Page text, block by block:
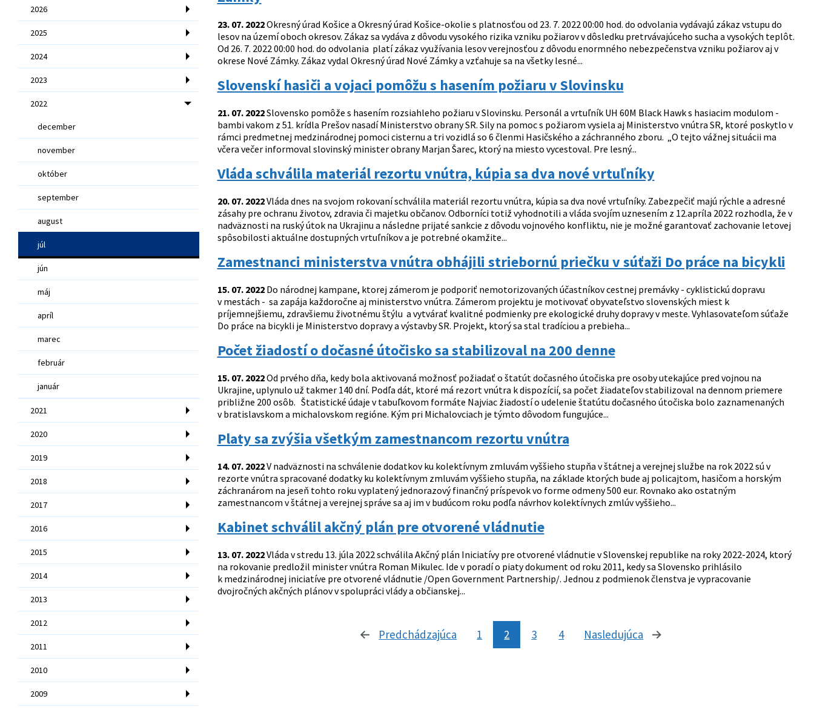
2026
2025
2024
2023
2022
december
november
október
september
august
júl
jún
máj
apríl
marec
február
január
2021
2020
2019
2018
2017
2016
2015
2014
2013
2012
2011
2010
2009
23. 07. 2022Okresný úrad Košice a Okresný úrad Košice-okolie s platnosťou od 23. 7. 2022 00:00 hod. do odvolania vydávajú zákaz vstupu do
lesov na území oboch okresov. Zákaz sa vydáva z dôvodu vysokého rizika vzniku požiarov v dôsledku pretrvávajúceho sucha a vysokých teplôt.
Od 26. 7. 2022 00:00 hod. do odvolania platí zákaz využívania lesov verejnosťou z dôvodu enormného nebezpečenstva vzniku požiarov aj v
okrese Nové Zámky. Zákaz vydal Okresný úrad Nové Zámky a vzťahuje sa na všetky lesné...
Slovenskí hasiči a vojaci pomôžu s hasením požiaru v Slovinsku
21. 07. 2022Slovensko pomôže s hasením rozsiahleho požiaru v Slovinsku. Personál a vrtuľník UH 60M Black Hawk s hasiacim modulom -
bambi vakom z 51. krídla Prešov nasadí Ministerstvo obrany SR. Sily na pomoc s požiarom vysiela aj Ministerstvo vnútra SR, ktoré poskytlo v
rámci predmetnej medzinárodnej pomoci cisternu a tri vozidlá so 6 členmi Hasičského a záchranného zboru. „O tejto vážnej situácii ma
včera večer informoval slovinský minister obrany Marjan Šarec, ktorý na miesto vycestoval. Pre lesný...
Vláda schválila materiál rezortu vnútra, kúpia sa dva nové vrtuľníky
20. 07. 2022Vláda dnes na svojom rokovaní schválila materiál rezortu vnútra, kúpia sa dva nové vrtuľníky. Zabezpečiť majú rýchle a adresné
zásahy pre ochranu životov, zdravia či majetku občanov. Odborníci totiž vyhodnotili a vláda svojím uznesením z 12.apríla 2022 rozhodla, že v
nadväznosti na ruský útok na Ukrajinu a následne prijaté sankcie z dôvodu vojnového konfliktu, nie je možné garantovať zachovanie letovej
spôsobilosti aktuálne dostupných vrtuľníkov a je potrebné okamžite...
Zamestnanci ministerstva vnútra obhájili striebornú priečku v súťaži Do práce na bicykli
15. 07. 2022Do národnej kampane, ktorej zámerom je podporiť nemotorizovaných účastníkov cestnej premávky - cyklistickú dopravu
v mestách - sa zapája každoročne aj ministerstvo vnútra. Zámerom projektu je motivovať obyvateľstvo slovenských miest k
príjemnejšiemu, zdravšiemu životnému štýlu a vytvárať kvalitné podmienky pre ekologické druhy dopravy v meste. Vyhlasovateľom súťaže
Do práce na bicykli je Ministerstvo dopravy a výstavby SR. Projekt, ktorý sa stal tradíciou a prebieha...
Počet žiadostí o dočasné útočisko sa stabilizoval na 200 denne
15. 07. 2022Od prvého dňa, kedy bola aktivovaná možnosť požiadať o štatút dočasného útočiska pre osoby utekajúce pred vojnou na
Ukrajine, uplynulo už takmer 140 dní. Podľa dát, ktoré má rezort vnútra k dispozícií, sa počet žiadateľov stabilizoval na dennom priemere
približne 200 osôb. Štatistické údaje v tabuľkovom formáte Najviac žiadostí o udelenie štatútu dočasného útočiska bolo zaznamenaných
v bratislavskom a michalovskom regióne. Kým pri Michalovciach je týmto dôvodom fungujúce...
Platy sa zvýšia všetkým zamestnancom rezortu vnútra
14. 07. 2022V nadväznosti na schválenie dodatkov ku kolektívnym zmluvám vyššieho stupňa v štátnej a verejnej službe na rok 2022 sú v
rezorte vnútra spracované dodatky ku kolektívnym zmluvám vyššieho stupňa, na základe ktorých bude aj policajtom, hasičom a horským
záchranárom na jeseň tohto roku vyplatený jednorazový finančný príspevok vo forme odmeny 500 eur. Rovnako ako ostatným
zamestnancom v štátnej a verejnej správe sa aj im v budúcom roku podľa návrhov kolektívnych zmlúv vyššieho...
Kabinet schválil akčný plán pre otvorené vládnutie
13. 07. 2022Vláda v stredu 13. júla 2022 schválila Akčný plán Iniciatívy pre otvorené vládnutie v Slovenskej republike na roky 2022-2024, ktorý
na rokovanie predložil minister vnútra Roman Mikulec. Ide v poradí o piaty dokument od roku 2011, kedy sa Slovensko prihlásilo
k medzinárodnej iniciatíve pre otvorené vládnutie /Open Government Partnership/. Jednou z podmienok členstva je vypracovanie
dvojročných akčných plánov v spolupráci vlády a občianskej...
Predchádzajúca stránka
1 2 3 4 Nasledujúca stránka